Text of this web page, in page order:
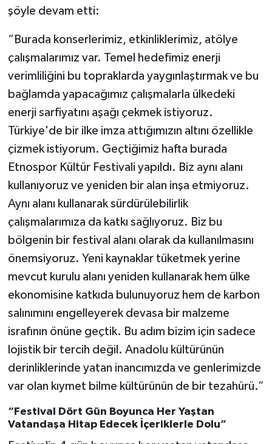
şöyle devam etti:
“Burada konserlerimiz, etkinliklerimiz, atölye
çalışmalarımız var. Temel hedefimiz enerji
verimliliğini bu topraklarda yaygınlaştırmak ve bu
bağlamda yapacağımız çalışmalarla ülkedeki
enerji sarfiyatını aşağı çekmek istiyoruz.
Türkiye'de bir ilke imza attığımızın altını özellikle
çizmek istiyorum. Geçtiğimiz hafta burada
Etnospor Kültür Festivali yapıldı. Biz aynı alanı
kullanıyoruz ve yeniden bir alan inşa etmiyoruz.
Aynı alanı kullanarak sürdürülebilirlik
çalışmalarımıza da katkı sağlıyoruz. Biz bu
bölgenin bir festival alanı olarak da kullanılmasını
önemsiyoruz. Yeni kaynaklar tüketmek yerine
mevcut kurulu alanı yeniden kullanarak hem ülke
ekonomisine katkıda bulunuyoruz hem de karbon
salınımını engelleyerek devasa bir malzeme
israfının önüne geçtik. Bu adım bizim için sadece
lojistik bir tercih değil. Anadolu kültürünün
derinliklerinde yatan inancımızda ve genlerimizde
var olan kıymet bilme kültürünün de bir tezahürü.”
“Festival Dört Gün Boyunca Her Yaştan
Vatandaşa Hitap Edecek İçeriklerle Dolu”